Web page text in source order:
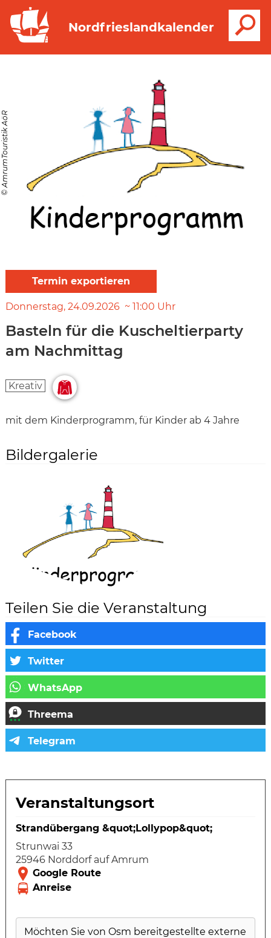
Nordfrieslandkalender
© AmrumTouristik AöR
Donnerstag 24.09.2026 11:00 Uhr
Basteln für die Kuscheltierparty
am Nachmittag
Kreativ
mit dem Kinderprogramm, für Kinder ab 4 Jahre
Bildergalerie
Teilen Sie die Veranstaltung
Veranstaltungsort
Strandübergang &quot;Lollypop&quot;
Strunwai 33
25946 Norddorf auf Amrum
Möchten Sie vonOsm bereitgestellte externe